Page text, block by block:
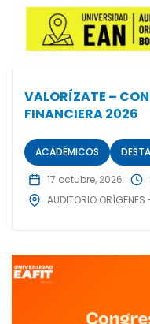
VALORÍZATE –
FINANCIERA 2026
ACADÉMICOS
17 octubre, 2026
AUDITORIO ORÍGENES